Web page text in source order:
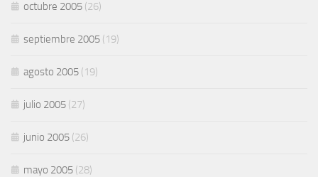
octubre 2005 (26)
septiembre 2005 (19)
agosto 2005 (19)
julio 2005 (27)
junio 2005 (26)
mayo 2005 (28)